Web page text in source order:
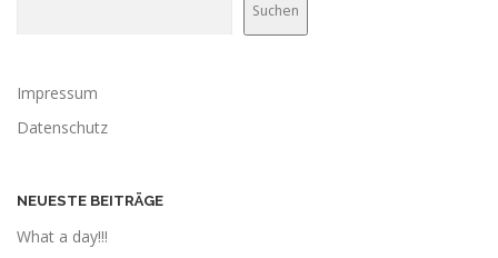
Suchen
Impressum
Datenschutz
NEUESTE BEITRÄGE
What a day!!!